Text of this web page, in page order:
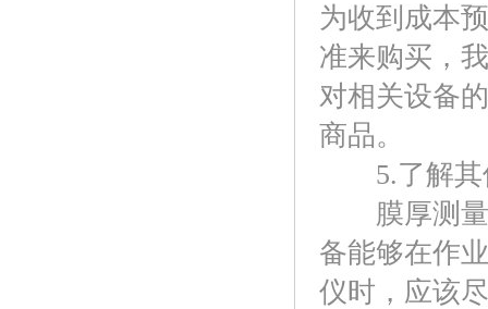
为收到成本
准来购买，
对相关设备
商品。
5.了解其
膜厚测量
备能够在作
仪时，应该